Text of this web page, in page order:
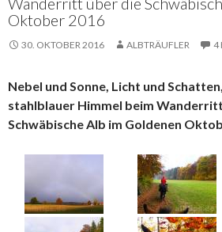
Oktober 2016
30. OKTOBER 2016 ALBTRÄUFLER 4
Nebel und Sonne, Licht und
stahlblauer Himmel beim
Schwäbische Alb im Goldenen